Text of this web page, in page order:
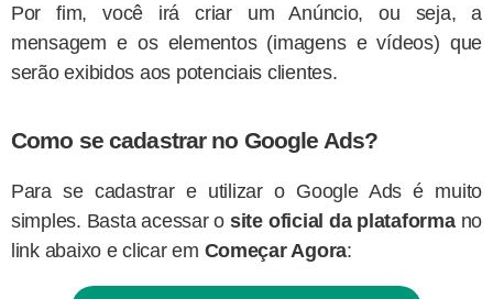
Por fim, você irá criar um Anúncio, ou seja, a
mensagem e os elementos (imagens e vídeos) que
serão exibidos aos potenciais clientes.
Como se cadastrar no Google Ads?
Para se cadastrar e utilizar o Google Ads é muito
simples. Basta acessar osite oficial da plataformano
link abaixo e clicar em Começar Agora: